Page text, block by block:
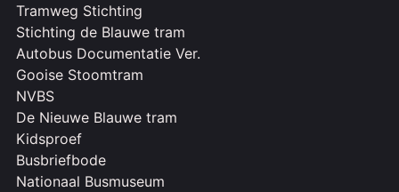
Tramweg Stichting
Stichting de Blauwe tram
Autobus Documentatie Ver.
Gooise Stoomtram
NVBS
De Nieuwe Blauwe tram
Kidsproef
Busbriefbode
Nationaal Busmuseum